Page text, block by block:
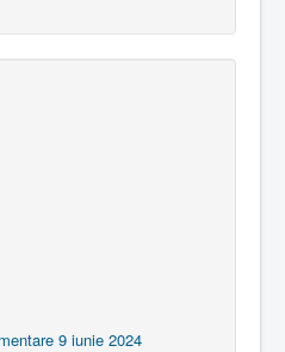
9 iunie 2024